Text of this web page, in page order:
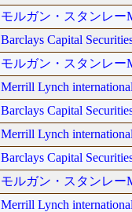
モルガン・スタンレー
Barclays Capital
モルガン・スタンレー
Merrill Lynch international
Barclays Capital
Merrill Lynch international
Barclays Capital
モルガン・スタンレー
Merrill Lynch international